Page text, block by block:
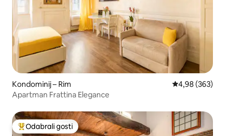
Kondominij – Rim Prosječna
4,98 (363)
Apartman Frattina Elegance
Među najviše rangiranima s oznakom „Odabrali gosti”
Odabrali gosti